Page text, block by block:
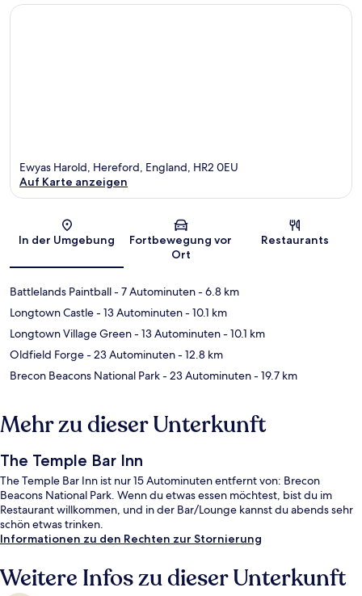
Karte
Ewyas Harold, Hereford, England, HR2 0EU
Auf Karte anzeigen
In der Umgebung
Fortbewegung vor
Ort
Restaurants
Battlelands Paintball- 7 Autominuten- 6.8 km
Longtown Castle- 13 Autominuten- 10.1 km
Longtown Village Green- 13 Autominuten- 10.1 km
Oldfield Forge- 23 Autominuten- 12.8 km
Brecon Beacons National Park- 23 Autominuten- 19.7 km
Mehr zu dieser Unterkunft
The Temple Bar Inn
The Temple Bar Inn ist nur 15 Autominuten entfernt von: Brecon
Beacons National Park. Wenn du etwas essen möchtest, bist du im
Restaurant willkommen, und in der Bar/Lounge kannst du abends sehr
schön etwas trinken.
Informationen zu den Rechten zur Stornierung
Weitere Infos zu dieser Unterkunft